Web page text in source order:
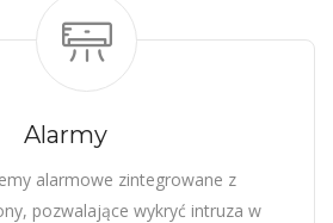
Alarmy
alarmowe zintegrowane z
pozwalające wykryć intruza w